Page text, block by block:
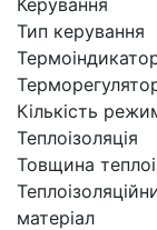
Тип керування
Кількість
Теплоізоляція
Товщина
матеріал